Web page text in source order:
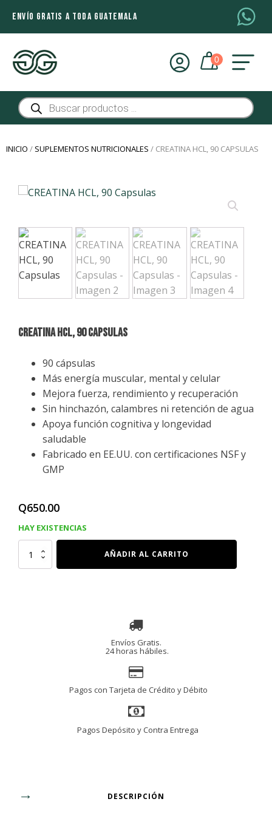
ENVÍO GRATIS A TODA GUATEMALA
Búsqueda
de
productos
INICIO / SUPLEMENTOS NUTRICIONALES / CREATINA HCL, 90 CAPSULAS
CREATINA HCL, 90 Capsulas
90 cápsulas
Más energía muscular, mental y celular
Mejora fuerza, rendimiento y recuperación
Sin hinchazón, calambres ni retención de agua
Apoya función cognitiva y longevidad
saludable
Fabricado en EE.UU. con certificaciones NSF y
GMP
Q650.00
HAY EXISTENCIAS
CREATINA
HCL,
Capsulas
AÑADIR AL CARRITO
Envíos Gratis.
24 horas hábiles.
Pagos con Tarjeta de Crédito y Débito
Pagos Depósito y Contra Entrega
DESCRIPCIÓN